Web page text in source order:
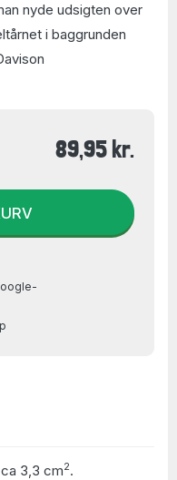
nyde udsigten over
i baggrunden
89,95 kr.
3,3 cm2.